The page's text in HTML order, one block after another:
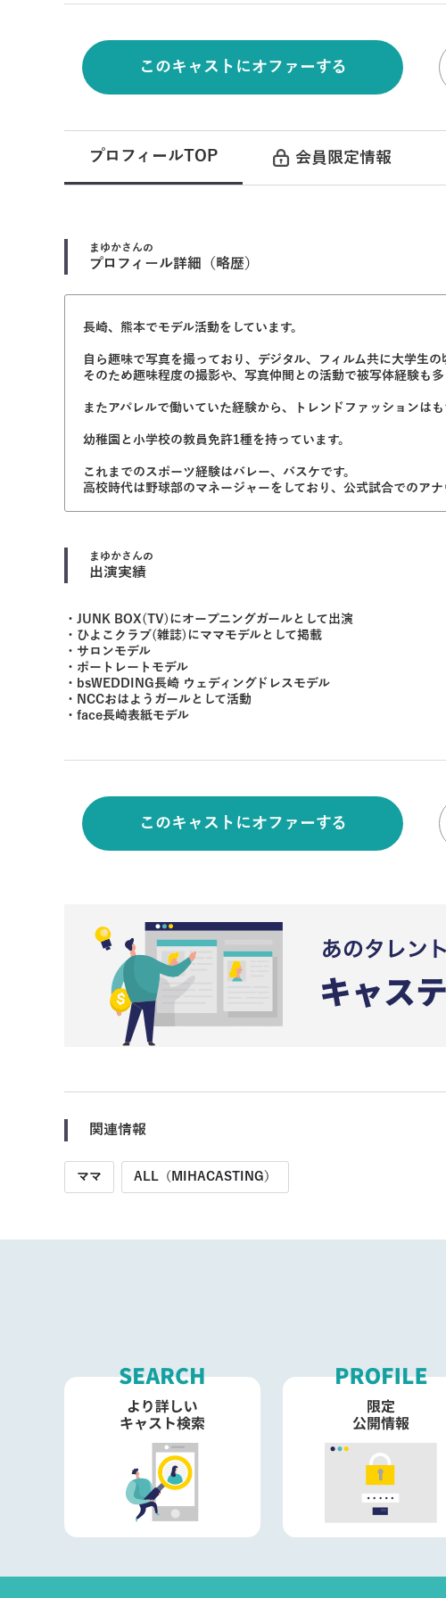
このキャストにオファーする
プロフィールTOP 会員限定情報
まゆかさんの
プロフィール詳細（略歴）
長崎、熊本でモデル活動をしています。
自ら趣味で写真を撮っており、デジタル、フィルム共に大学生の
そのため趣味程度の撮影や、写真仲間との活動で被写体経験も多
またアパレルで働いていた経験から、トレンドファッションは
幼稚園と小学校の教員免許1種を持っています。
これまでのスポーツ経験はバレー、バスケです。
高校時代は野球部のマネージャーをしており、公式試合でのアナ
まゆかさんの
出演実績
・JUNK BOX(TV)にオープニングガールとして出演
・ひよこクラブ(雑誌)にママモデルとして掲載
・サロンモデル
・ポートレートモデル
・bsWEDDING長崎 ウェディングドレスモデル
・NCCおはようガールとして活動
・face長崎表紙モデル
このキャストにオファーする
関連情報
ママ ALL（MIHACASTING）